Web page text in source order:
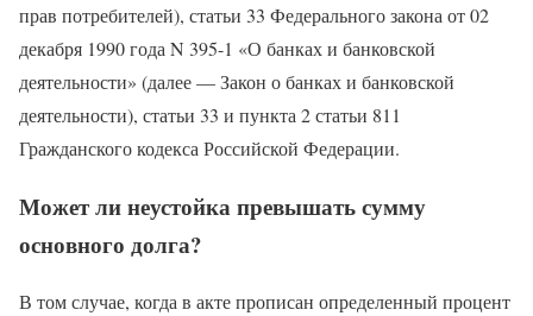
прав потребителей), статьи 33 Федерального закона от 02
декабря 1990 года N 395-1 «О банках и банковской
деятельности» (далее — Закон о банках и банковской
деятельности), статьи 33 и пункта 2 статьи 811
Гражданского кодекса Российской Федерации.
Может ли неустойка превышать сумму
основного долга?
В том случае, когда в акте прописан определенный процент